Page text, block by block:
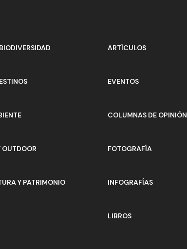
OUTDOOR
Y PATRIMONIO
ARTÍCULOS
EVENTOS
COLUMNAS DE OPINIÓN
FOTOGRAFÍA
INFOGRAFÍAS
LIBROS